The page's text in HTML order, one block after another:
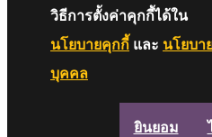
วิธีการตั้งค่าคุกกี้ได้ใน
นโยบายคุกกี้ และ นโยบา
บุคคล
ยินยอม